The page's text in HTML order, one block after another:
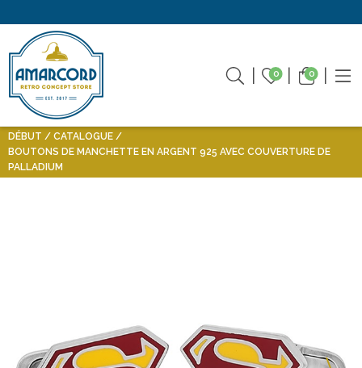
0 0
DÉBUT
CATALOGUE
BOUTONS DE MANCHETTE EN ARGENT 925 AVEC COUVERTURE DE
PALLADIUM